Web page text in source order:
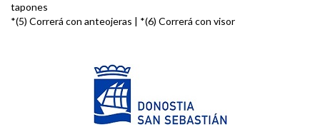
tapones
*(5) Correrá con anteojeras | *(6) Correrá con visor